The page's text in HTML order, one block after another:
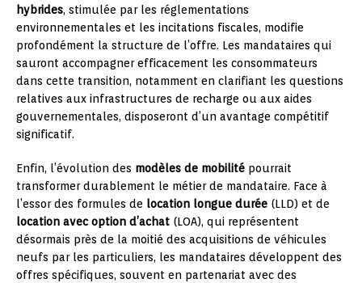
hybrides, stimulée par les réglementations
environnementales et les incitations fiscales, modifie
profondément la structure de l’offre. Les mandataires qui
sauront accompagner efficacement les consommateurs
dans cette transition, notamment en clarifiant les questions
relatives aux infrastructures de recharge ou aux aides
gouvernementales, disposeront d’un avantage compétitif
significatif.
Enfin, l’évolution des modèles de mobilité pourrait
transformer durablement le métier de mandataire. Face à
l’essor des formules de location longue durée (LLD) et de
location avec option d’achat (LOA), qui représentent
désormais près de la moitié des acquisitions de véhicules
neufs par les particuliers, les mandataires développent des
offres spécifiques, souvent en partenariat avec des